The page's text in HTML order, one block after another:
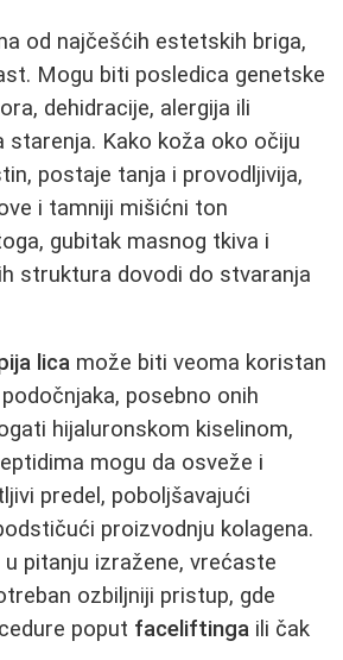
od najčešćih estetskih briga,
Mogu biti posledica genetske
dehidracije, alergija ili
starenja. Kako koža oko očiju
postaje tanja i provodljivija,
i tamniji mišićni ton
gubitak masnog tkiva i
struktura dovodi do stvaranja
lica može biti veoma koristan
posebno onih
hijaluronskom kiselinom,
mogu da osveže i
predel, poboljšavajući
proizvodnju kolagena.
pitanju izražene, vrećaste
ozbiljniji pristup, gde
poput faceliftinga ili čak